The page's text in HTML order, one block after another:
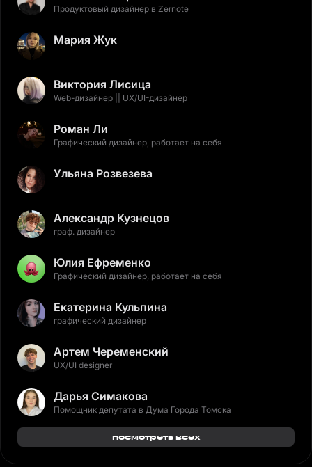
Продуктовый дизайнер в Zernote
Мария Жук
Виктория Лисица
Web-дизайнер || UX/UI-дизайнер
Роман Ли
Графический дизайнер, работает на себя
Ульяна Розвезева
Александр Кузнецов
граф. дизайнер
Юлия Ефременко
Графический дизайнер, работает на себя
Екатерина Кульпина
графический дизайнер
Артем Череменский
UX/UI designer
Дарья Симакова
Помощник депутата в Дума Города Томска
посмотреть всех